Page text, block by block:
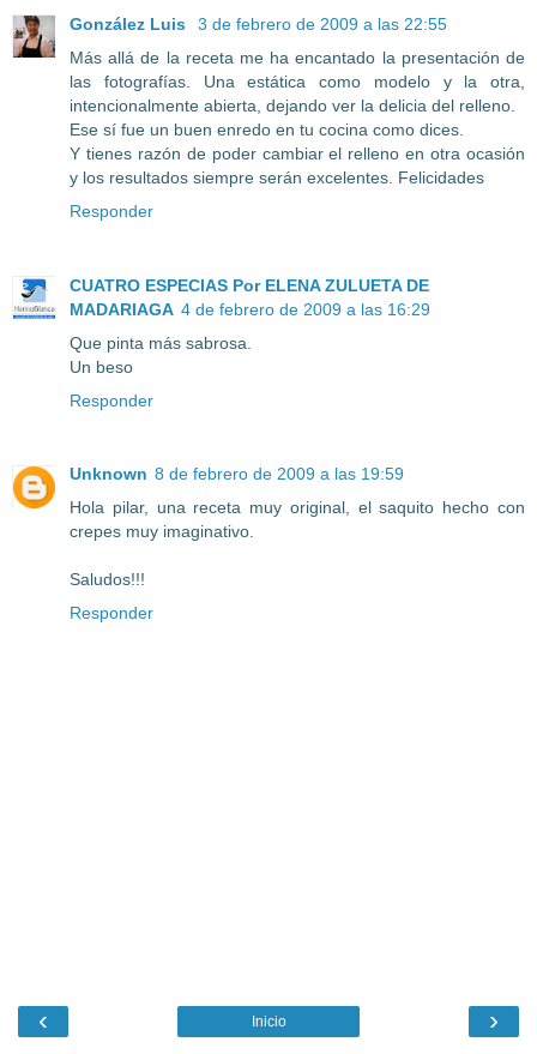
González Luis
3 de febrero de 2009 a las 22:55
Más allá de la receta me ha encantado la presentación de
las fotografías. Una estática como modelo y la otra,
intencionalmente abierta, dejando ver la delicia del relleno.
Ese sí fue un buen enredo en tu cocina como dices.
Y tienes razón de poder cambiar el relleno en otra ocasión
y los resultados siempre serán excelentes. Felicidades
Responder
CUATRO ESPECIAS Por ELENA ZULUETA DE
MADARIAGA 4 de febrero de 2009 a las 16:29
Que pinta más sabrosa.
Un beso
Responder
Unknown 8 de febrero de 2009 a las 19:59
Hola pilar, una receta muy original, el saquito hecho con
crepes muy imaginativo.
Saludos!!!
Responder
‹ ›
Inicio